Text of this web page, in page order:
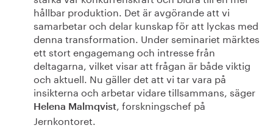
hållbar produktion. Det är avgörande att vi
samarbetar och delar kunskap för att lyckas med
denna transformation. Under seminariet märktes
ett stort engagemang och intresse från
deltagarna, vilket visar att frågan är både viktig
och aktuell. Nu gäller det att vi tar vara på
insikterna och arbetar vidare tillsammans, säger
Helena Malmqvist, forskningschef på
Jernkontoret.